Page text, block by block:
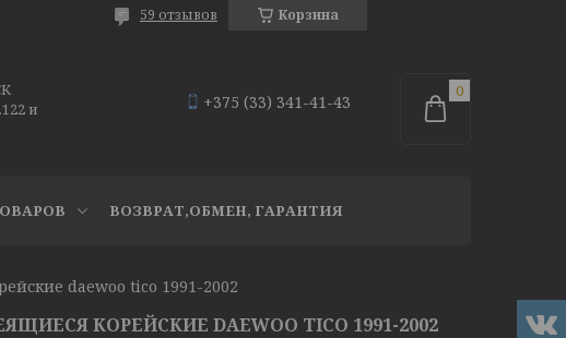
Корзина
59 отзывов
и
+375 (33) 341-41-43
ВОЗВРАТ,ОБМЕН, ГАРАНТИЯ
daewoo tico 1991-2002
КОРЕЙСКИЕ DAEWOO TICO 1991-2002